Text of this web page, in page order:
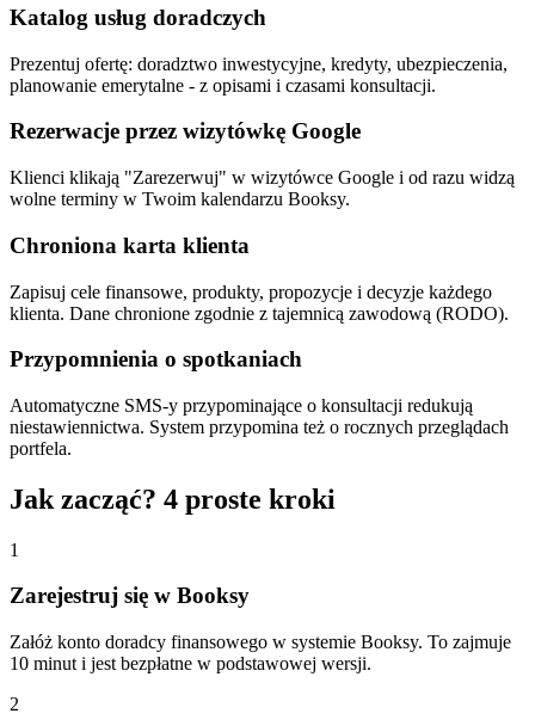
Katalog usług doradczych
Prezentuj ofertę: doradztwo inwestycyjne, kredyty, ubezpieczenia,
planowanie emerytalne - z opisami i czasami konsultacji.
Rezerwacje przez wizytówkę Google
Klienci klikają "Zarezerwuj" w wizytówce Google i od razu widzą
wolne terminy w Twoim kalendarzu Booksy.
Chroniona karta klienta
Zapisuj cele finansowe, produkty, propozycje i decyzje każdego
klienta. Dane chronione zgodnie z tajemnicą zawodową (RODO).
Przypomnienia o spotkaniach
Automatyczne SMS-y przypominające o konsultacji redukują
niestawiennictwa. System przypomina też o rocznych przeglądach
portfela.
Jak zacząć? 4 proste kroki
1
Zarejestruj się w Booksy
Załóż konto doradcy finansowego w systemie Booksy. To zajmuje
10 minut i jest bezpłatne w podstawowej wersji.
2